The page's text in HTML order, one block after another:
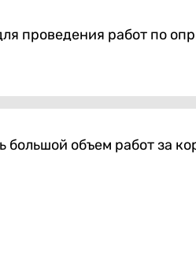
проведения работ по
объем работ за